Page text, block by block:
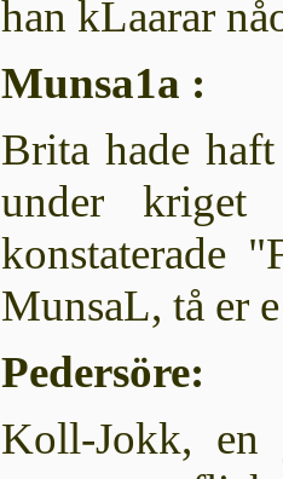
han kLaarar
Munsa1a :
Brita hade
under kriget
konstaterade
MunsaL, tå er
Pedersöre:
Koll-Jokk, en